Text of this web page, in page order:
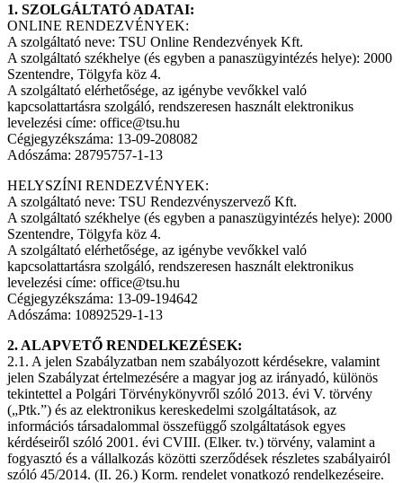
1. SZOLGÁLTATÓ ADATAI:
ONLINE RENDEZVÉNYEK:
A szolgáltató neve: TSU Online Rendezvények Kft.
A szolgáltató székhelye (és egyben a panaszügyintézés helye): 2000
Szentendre, Tölgyfa köz 4.
A szolgáltató elérhetősége, az igénybe vevőkkel való
kapcsolattartásra szolgáló, rendszeresen használt elektronikus
levelezési címe: office@tsu.hu
Cégjegyzékszáma: 13-09-208082
Adószáma: 28795757-1-13
HELYSZÍNI RENDEZVÉNYEK:
A szolgáltató neve: TSU Rendezvényszervező Kft.
A szolgáltató székhelye (és egyben a panaszügyintézés helye): 2000
Szentendre, Tölgyfa köz 4.
A szolgáltató elérhetősége, az igénybe vevőkkel való
kapcsolattartásra szolgáló, rendszeresen használt elektronikus
levelezési címe: office@tsu.hu
Cégjegyzékszáma: 13-09-194642
Adószáma: 10892529-1-13
2. ALAPVETŐ RENDELKEZÉSEK:
2.1. A jelen Szabályzatban nem szabályozott kérdésekre, valamint
jelen Szabályzat értelmezésére a magyar jog az irányadó, különös
tekintettel a Polgári Törvénykönyvről szóló 2013. évi V. törvény
(„Ptk.”) és az elektronikus kereskedelmi szolgáltatások, az
információs társadalommal összefüggő szolgáltatások egyes
kérdéseiről szóló 2001. évi CVIII. (Elker. tv.) törvény, valamint a
fogyasztó és a vállalkozás közötti szerződések részletes szabályairól
szóló 45/2014. (II. 26.) Korm. rendelet vonatkozó rendelkezéseire.